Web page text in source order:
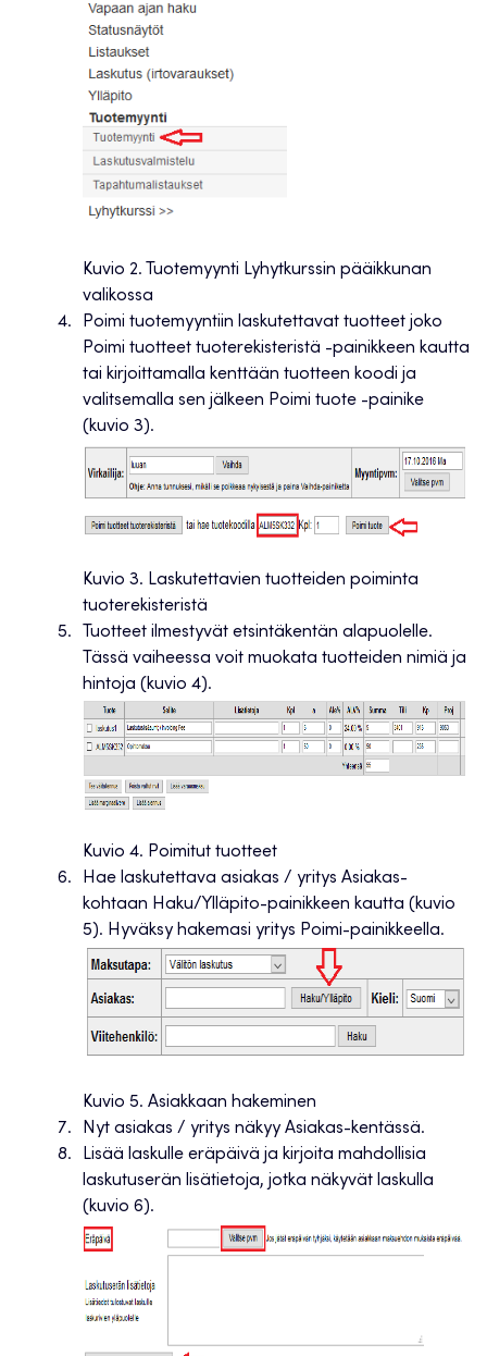
Kuvio 2. Tuotemyynti Lyhytkurssin pääikkunan
valikossa
Poimi tuotemyyntiin laskutettavat tuotteet joko
Poimi tuotteet tuoterekisteristä -painikkeen kautta
tai kirjoittamalla kenttään tuotteen koodi ja
valitsemalla sen jälkeen Poimi tuote -painike
(kuvio 3).
Kuvio 3. Laskutettavien tuotteiden poiminta
tuoterekisteristä
Tuotteet ilmestyvät etsintäkentän alapuolelle.
Tässä vaiheessa voit muokata tuotteiden nimiä ja
hintoja (kuvio 4).
Kuvio 4. Poimitut tuotteet
Hae laskutettava asiakas / yritys Asiakas-
kohtaan Haku/Ylläpito-painikkeen kautta (kuvio
5). Hyväksy hakemasi yritys Poimi-painikkeella.
Kuvio 5. Asiakkaan hakeminen
Nyt asiakas / yritys näkyy Asiakas-kentässä.
Lisää laskulle eräpäivä ja kirjoita mahdollisia
laskutuserän lisätietoja, jotka näkyvät laskulla
(kuvio 6).